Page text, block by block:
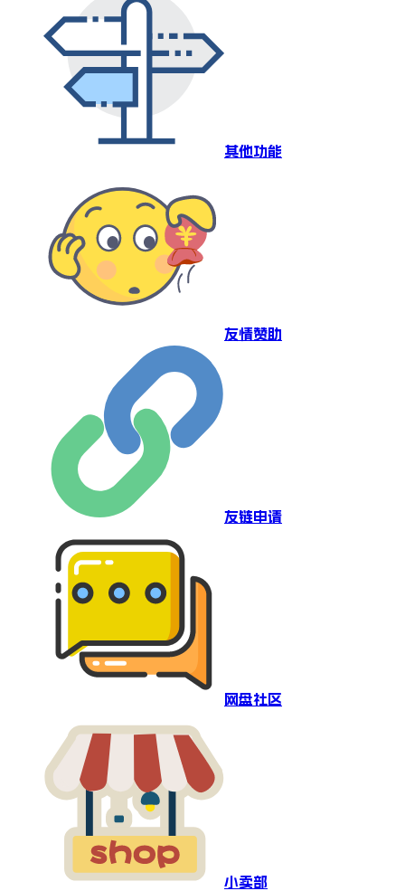
其他功能
友情赞助
友链申请
网盘社区
小卖部